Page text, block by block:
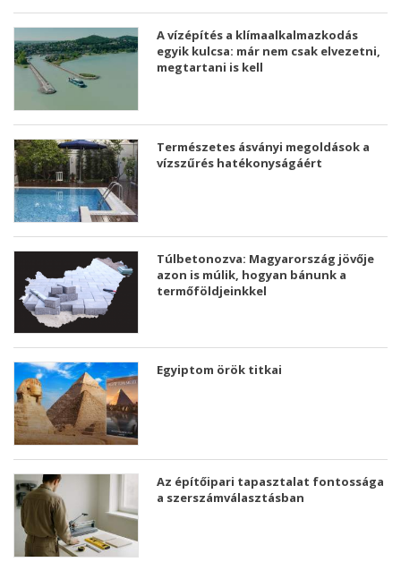
A vízépítés a klímaalkalmazkodás
egyik kulcsa: már nem csak elvezetni,
megtartani is kell
Természetes ásványi megoldások a
vízszűrés hatékonyságáért
Túlbetonozva: Magyarország jövője
azon is múlik, hogyan bánunk a
termőföldjeinkkel
Egyiptom örök titkai
Az építőipari tapasztalat fontossága
a szerszámválasztásban